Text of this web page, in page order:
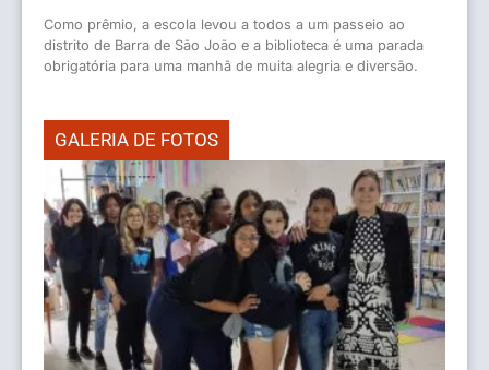
Como prêmio, a escola levou a todos a um passeio ao
distrito de Barra de São João e a biblioteca é uma parada
obrigatória para uma manhã de muita alegria e diversão.
GALERIA DE FOTOS